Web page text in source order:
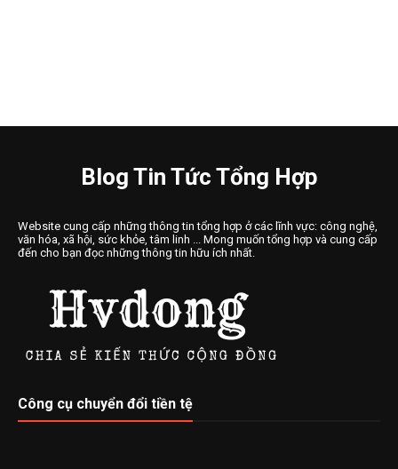
Blog Tin Tức Tổng Hợp
Website cung cấp những thông tin tổng hợp ở các lĩnh vực: công nghệ,
văn hóa, xã hội, sức khỏe, tâm linh ... Mong muốn tổng hợp và cung cấp
đến cho bạn đọc những thông tin hữu ích nhất.
Công cụ chuyển đổi tiền tệ